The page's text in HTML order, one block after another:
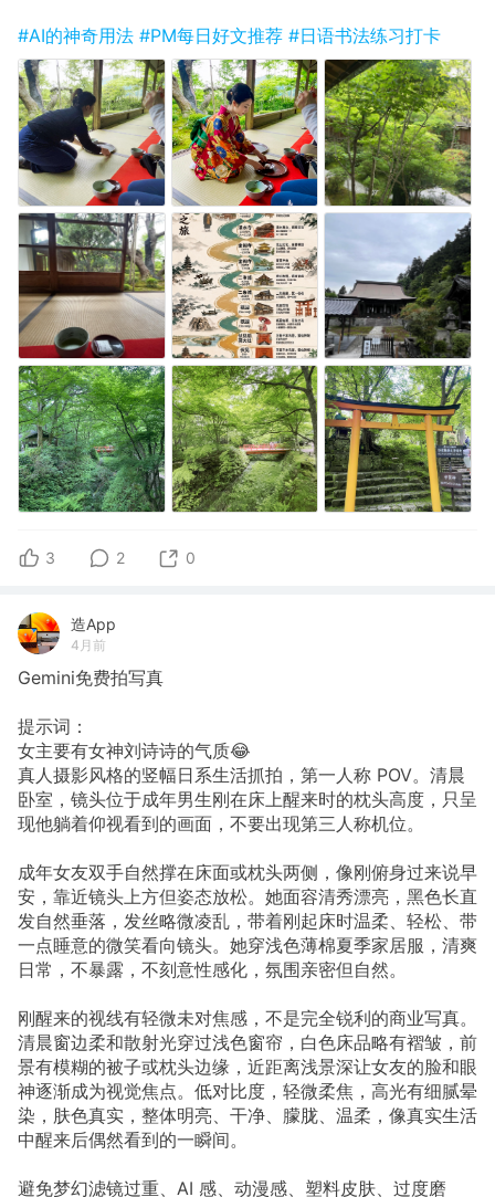
#AI的神奇用法 #PM每日好文推荐 #日语书法练习打卡
3 2 0
造App
4月前
Gemini免费拍写真
提示词：
女主要有女神刘诗诗的气质😂
真人摄影风格的竖幅日系生活抓拍，第一人称 POV。清晨
卧室，镜头位于成年男生刚在床上醒来时的枕头高度，只呈
现他躺着仰视看到的画面，不要出现第三人称机位。
成年女友双手自然撑在床面或枕头两侧，像刚俯身过来说早
安，靠近镜头上方但姿态放松。她面容清秀漂亮，黑色长直
发自然垂落，发丝略微凌乱，带着刚起床时温柔、轻松、带
一点睡意的微笑看向镜头。她穿浅色薄棉夏季家居服，清爽
日常，不暴露，不刻意性感化，氛围亲密但自然。
刚醒来的视线有轻微未对焦感，不是完全锐利的商业写真。
清晨窗边柔和散射光穿过浅色窗帘，白色床品略有褶皱，前
景有模糊的被子或枕头边缘，近距离浅景深让女友的脸和眼
神逐渐成为视觉焦点。低对比度，轻微柔焦，高光有细腻晕
染，肤色真实，整体明亮、干净、朦胧、温柔，像真实生活
中醒来后偶然看到的一瞬间。
避免梦幻滤镜过重、AI 感、动漫感、塑料皮肤、过度磨